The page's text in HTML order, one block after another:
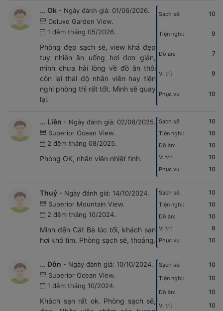
... Ok - Ngày đánh giá: 01/06/2026.
Deluxe Garden View.
1 đêm tháng 05/2026.
Phòng đẹp sạch sẽ, view khá đẹp
tuy nhiên ăn uống hơi đơn giản,
mình chưa hài lòng về đồ ăn thôi
còn lại thái độ nhân viên hay tiện
nghi phòng thì rất tốt. Mình sẽ quay
lại.
Sạch sẽ: 10
Tiện nghi: 9
Đồ ăn: 7
Vị trí: 9
Phục vụ: 10
... Liên - Ngày đánh giá: 02/08/2025.
Superior Ocean View.
2 đêm tháng 08/2025.
Phòng OK, nhân viên nhiệt tình.
Sạch sẽ: 10
Tiện nghi: 10
Đồ ăn: 10
Vị trí: 10
Phục vụ: 10
Thuỷ - Ngày đánh giá: 14/10/2024.
Superior Mountain View.
2 đêm tháng 10/2024.
Mình đến Cát Bà lúc tối, khách sạn
hơi khó tìm. Phòng sạch sẽ, thoáng.
Sạch sẽ: 10
Tiện nghi: 10
Đồ ăn: 10
Vị trí: 9
Phục vụ: 10
... Đôn - Ngày đánh giá: 10/10/2024.
Superior Ocean View.
1 đêm tháng 10/2024.
Khách sạn rất ok. Phòng sạch sẽ,
Sạch sẽ: 10
Tiện nghi: 10
Đồ ăn: 10
Vị trí: 10